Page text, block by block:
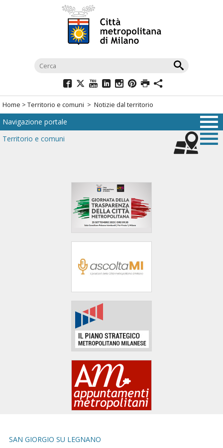
navigazione
menù
di
navigazione
Home > Territorio e comuni > Notizie dal territorio
Navigazione portale
Territorio e comuni
SAN GIORGIO SU LEGNANO